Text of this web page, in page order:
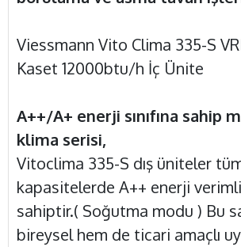
Viessmann Vito Clima 335-S
Kaset 12000btu/h İç Ünite
A++/A+ enerji sınıfına sahip
klima serisi,
Vitoclima 335-S dış üniteler
kapasitelerde A++ enerji
sahiptir.( Soğutma modu ) Bu
bireysel hem de ticari amaçlı